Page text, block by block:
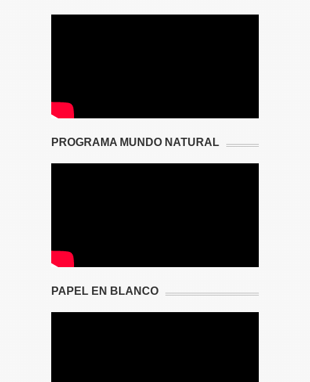
PROGRAMA MUNDO NATURAL
PAPEL EN BLANCO